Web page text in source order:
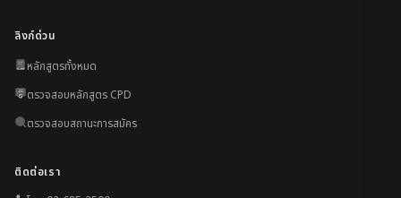
ลิงก์ด่วน
หลักสูตรทั้งหมด
ตรวจสอบหลักสูตร CPD
ตรวจสอบสถานะการสมัคร
ติดต่อเรา